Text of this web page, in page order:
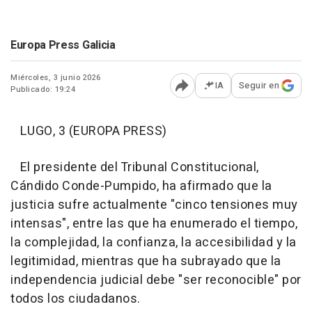
Europa Press Galicia
Miércoles, 3 junio 2026
Publicado: 19:24
Abrir opciones para
IA Seguir en
LUGO, 3 (EUROPA PRESS)
El presidente del Tribunal Constitucional,
Cándido Conde-Pumpido, ha afirmado que la
justicia sufre actualmente "cinco tensiones muy
intensas", entre las que ha enumerado el tiempo,
la complejidad, la confianza, la accesibilidad y la
legitimidad, mientras que ha subrayado que la
independencia judicial debe "ser reconocible" por
todos los ciudadanos.